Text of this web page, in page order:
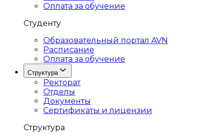
Оплата за обучение
Студенту
Образовательный портал AVN
Расписание
Оплата за обучение
Структура
Ректорат
Отделы
Документы
Сертификаты и лицензии
Структура